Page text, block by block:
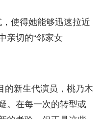
使得她能够迅速拉近
亲切的“邻家女
的新生代演员，桃乃木
。在每一次的转型或